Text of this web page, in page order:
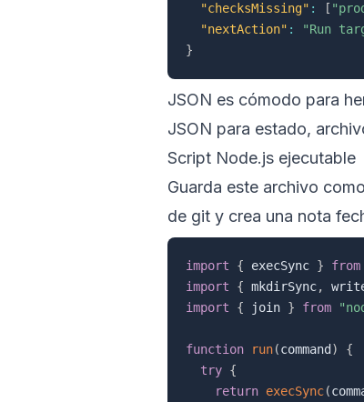
"checksMissing" : [
"nextAction" :
"Run
}
JSON es cómodo para
JSON para estado,
Script Node.js ejecutable
Guarda este archivo como
de git y crea una nota
import { execSync } from
import
{ mkdirSync,
import
{ join } from
function run(command )
{
try {
return execSync(